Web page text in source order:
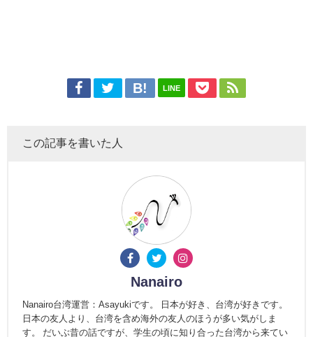
LINE
この記事を書いた人
Nanairo
Nanairo台湾運営：Asayukiです。 日本が好き、台湾が好きです。
日本の友人より、台湾を含め海外の友人のほうが多い気がしま
す。 だいぶ昔の話ですが、学生の頃に知り合った台湾から来てい